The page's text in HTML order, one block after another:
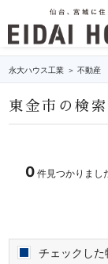
永大ハウス工業 不動産
東金市の検
0 件見つかりまし
チェックし